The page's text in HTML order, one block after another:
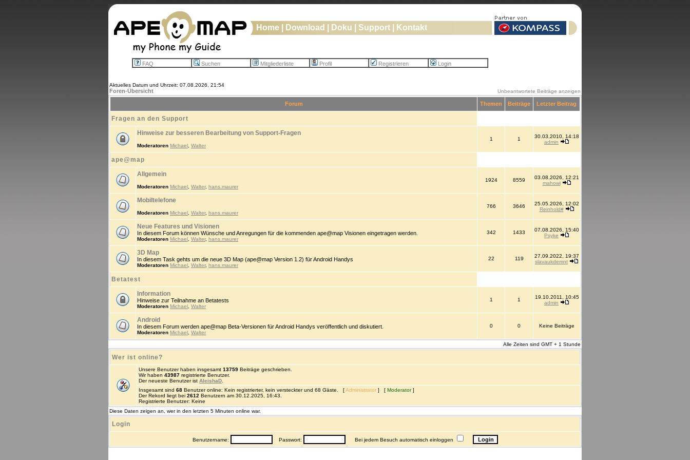
Home Download Doku Support Kontakt
FAQ Suchen Mitgliederliste Profil Registrieren Login
Aktuelles Datum und Uhrzeit: 07.08.2026, 21:54
Foren-Übersicht Unbeantwortete Beiträge anzeigen
Forum Themen Beiträge Letzter Beitrag
Fragen an den Support
Hinweise zur besseren Bearbeitung von Support-Fragen
Moderatoren Michael Walter
1 1
30.03.2010, 14:18
admin
ape@map
Allgemein
Moderatoren Michael Walter, hans.maurer
1924 8559
03.08.2026, 12:21
mahowi
Mobiltelefone
Moderatoren Michael Walter, hans.maurer
766 3646
25.05.2026, 12:02
Reinhold#
Neue Features und Visionen
In diesem Forum können Wünsche und Anregungen für die kommenden ape@map Visionen eingetragen werden.
Moderatoren Michael Walter, hans.maurer
342 1433
07.08.2026, 15:40
Psyke
3D Map
In diesem Task gehts um die neue 3D Map (ape@map Version 1.2) für Android Handys
Moderatoren Michael Walter, hans.maurer
22 119
27.09.2022, 19:37
slavaukdemnt
Betatest
Information
Hinweise zur Teilnahme an Betatests
Moderatoren Michael Walter
1 1
19.10.2011, 10:45
admin
Android
In diesem Forum werden ape@map Beta-Versionen für Android Handys veröffentlich und diskutiert.
Moderatoren Michael Walter
0 0 Keine Beiträge
Alle Zeiten sind GMT + 1 Stunde
Wer ist online?
Unsere Benutzer haben insgesamt 13759 Beiträge geschrieben.
Wir haben 43987 registrierte Benutzer.
Der neueste Benutzer ist AleishaD
Insgesamt sind 68 Benutzer online: Kein registrierter, kein versteckter und 68 Gäste. [Administrator ] [ Moderator]
Der Rekord liegt bei 2612 Benutzern am 30.12.2025, 16:43.
Registrierte Benutzer: Keine
Diese Daten zeigen an, wer in den letzten 5 Minuten online war.
Login
Benutzername: Passwort: Bei jedem Besuch automatisch einloggen